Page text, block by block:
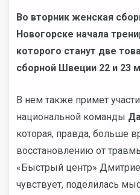
Во вторник женская
Новогорске начала
которого станут две
сборной Швеции 22 и 23
В нем также примет
национальной команды
которая, правда, больше
восстановлению от
«Быстрый центр»
чувствует, поделилась